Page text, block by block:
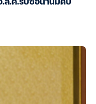
ส.ค.รับซื้อน้ำนมดิบ